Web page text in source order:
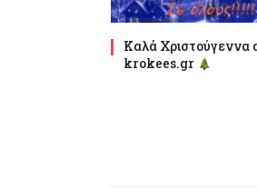
Καλά Χριστούγεννα
krokees.gr